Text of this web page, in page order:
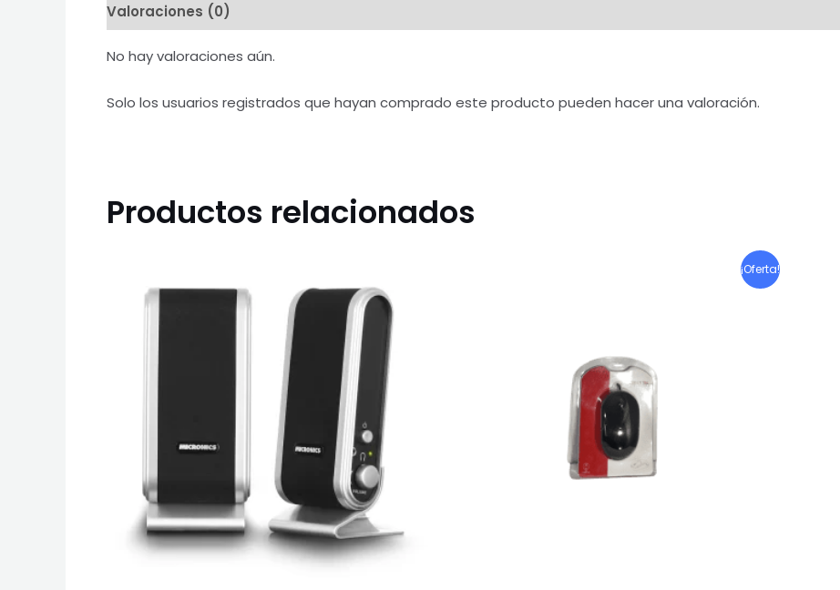
Valoraciones (0)
No hay valoraciones aún.
Solo los usuarios registrados que hayan comprado este producto pueden hacer una valoración.
Productos relacionados
¡Oferta!